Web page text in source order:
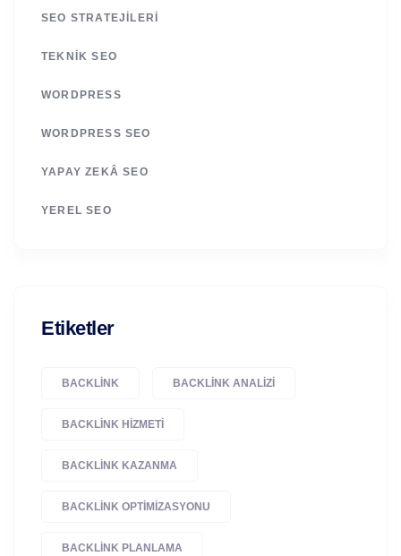
SEO STRATEJILERI
TEKNIK SEO
WORDPRESS
WORDPRESS SEO
YAPAY ZEKÂ SEO
YEREL SEO
Etiketler
BACKLINK BACKLINK ANALIZI
BACKLINK HIZMETI
BACKLINK KAZANMA
BACKLINK OPTIMIZASYONU
BACKLINK PLANLAMA